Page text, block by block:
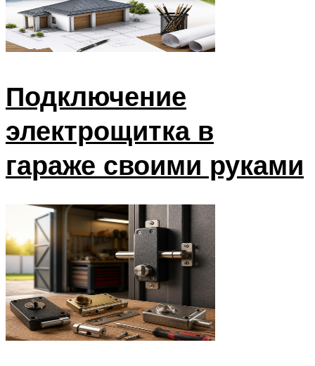
Подключение
электрощитка в
гараже своими руками